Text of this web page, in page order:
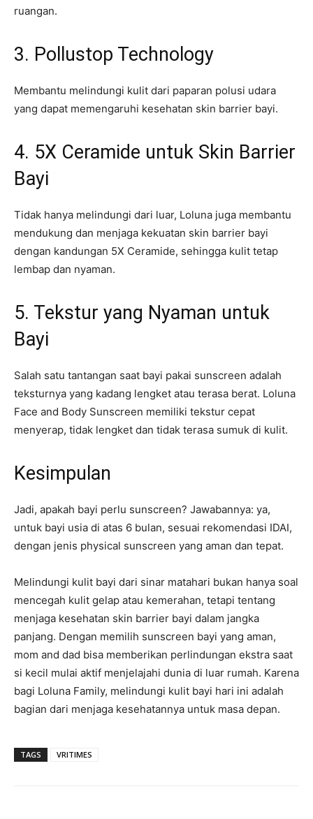
ruangan.
3. Pollustop Technology
Membantu melindungi kulit dari paparan polusi udara
yang dapat memengaruhi kesehatan skin barrier bayi.
4. 5X Ceramide untuk Skin Barrier
Bayi
Tidak hanya melindungi dari luar, Loluna juga membantu
mendukung dan menjaga kekuatan skin barrier bayi
dengan kandungan 5X Ceramide, sehingga kulit tetap
lembap dan nyaman.
5. Tekstur yang Nyaman untuk
Bayi
Salah satu tantangan saat bayi pakai sunscreen adalah
teksturnya yang kadang lengket atau terasa berat. Loluna
Face and Body Sunscreen memiliki tekstur cepat
menyerap, tidak lengket dan tidak terasa sumuk di kulit.
Kesimpulan
Jadi, apakah bayi perlu sunscreen? Jawabannya: ya,
untuk bayi usia di atas 6 bulan, sesuai rekomendasi IDAI,
dengan jenis physical sunscreen yang aman dan tepat.
Melindungi kulit bayi dari sinar matahari bukan hanya soal
mencegah kulit gelap atau kemerahan, tetapi tentang
menjaga kesehatan skin barrier bayi dalam jangka
panjang. Dengan memilih sunscreen bayi yang aman,
mom and dad bisa memberikan perlindungan ekstra saat
si kecil mulai aktif menjelajahi dunia di luar rumah. Karena
bagi Loluna Family, melindungi kulit bayi hari ini adalah
bagian dari menjaga kesehatannya untuk masa depan.
TAGS VRITIMES